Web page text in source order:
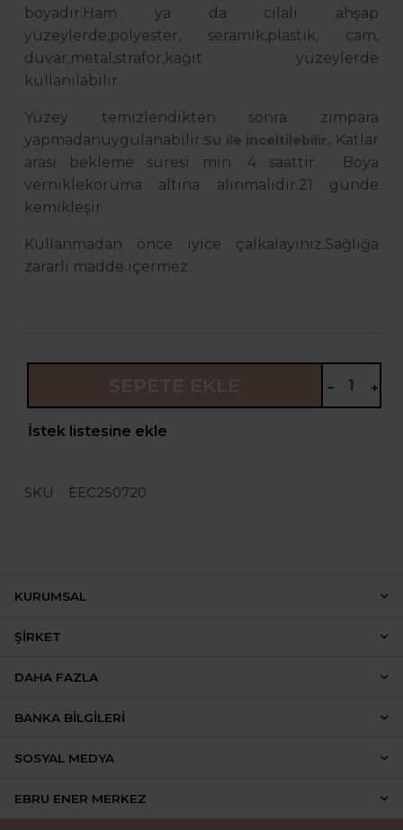
boyadır.Ham ya da cilalı ahşap
yüzeylerde,polyester, seramik,plastik, cam,
duvar,metal,strafor,kağıt yüzeylerde
kullanılabilir.
Yüzey temizlendikten sonra zımpara
yapmadanuygulanabilir.Su ile inceltilebilir. Katlar
arası bekleme süresi min. 4 saattir. Boya
verniklekoruma altına alınmalıdır.21 günde
kemikleşir.
Kullanmadan önce iyice çalkalayınız.Sağlığa
zararlı madde içermez.
İstek listesine ekle
SKU EEC250720
KURUMSAL
ŞIRKET
DAHA FAZLA
BANKA BILGILERI
SOSYAL MEDYA
EBRU ENER MERKEZ